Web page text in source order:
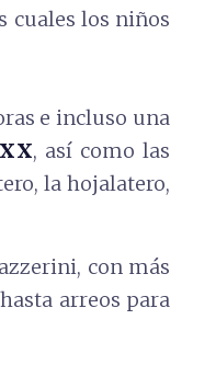
cuales los niños
e incluso una
, así como las
la hojalatero,
con más
arreos para